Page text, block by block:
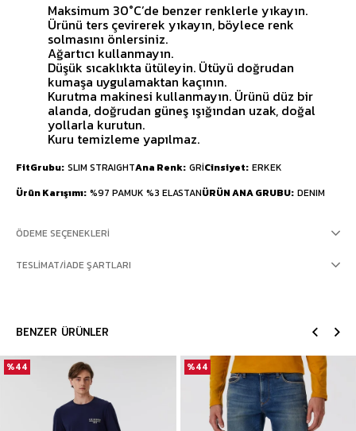
Maksimum 30°C’de benzer renklerle yıkayın.
Ürünü ters çevirerek yıkayın, böylece renk
solmasını önlersiniz.
Ağartıcı kullanmayın.
Düşük sıcaklıkta ütüleyin. Ütüyü doğrudan
kumaşa uygulamaktan kaçının.
Kurutma makinesi kullanmayın. Ürünü düz bir
alanda, doğrudan güneş ışığından uzak, doğal
yollarla kurutun.
Kuru temizleme yapılmaz.
FitGrubu SLIM STRAIGHTAna Renk GRİCinsiyet ERKEK
Ürün Karışımı %97 PAMUK %3 ELASTANÜRÜN ANA GRUBU DENIM
ÖDEME SEÇENEKLERI
TESLIMAT/İADE ŞARTLARI
BENZER ÜRÜNLER
%44 %44